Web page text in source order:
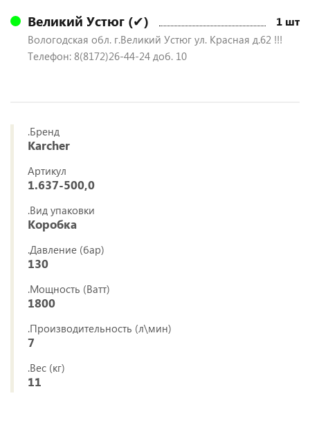
Великий Устюг (✔) 1 шт
Вологодская обл. г.Великий Устюг ул. Красная д.62 !!!
Телефон: 8(8172)26-44-24 доб. 10
.Бренд
Karcher
Артикул
1.637-500,0
.Вид упаковки
Коробка
.Давление (бар)
130
.Мощность (Ватт)
1800
.Производительность (л\мин)
7
.Вес (кг)
11